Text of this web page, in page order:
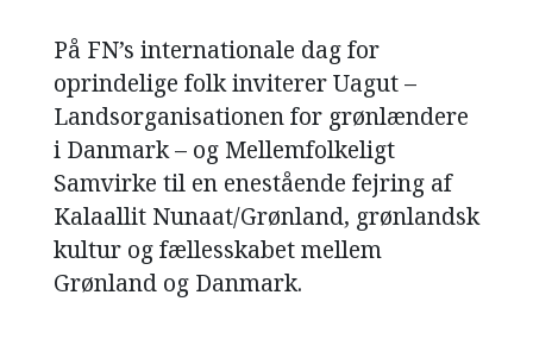
DEBAT
LÆSER
TIL
LÆSER
NAVNE
HISTORIE
På FN’s internationale dag for
oprindelige folk inviterer Uagut –
Landsorganisationen for grønlændere
i Danmark – og Mellemfolkeligt
Samvirke til en enestående fejring af
Kalaallit Nunaat/Grønland, grønlandsk
kultur og fællesskabet mellem
Grønland og Danmark.